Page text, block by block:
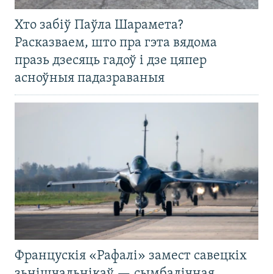
Хто забіў Паўла Шарамета?
Расказваем, што пра гэта вядома
празь дзесяць гадоў і дзе цяпер
асноўныя падазраваныя
Францускія «Рафалі» замест савецкіх